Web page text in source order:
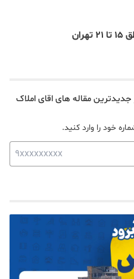
مقاله های اقای املاک
خود را وارد کنید.